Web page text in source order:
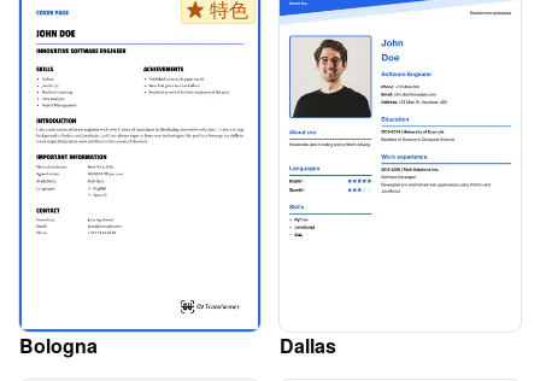
特色
Bologna Dallas